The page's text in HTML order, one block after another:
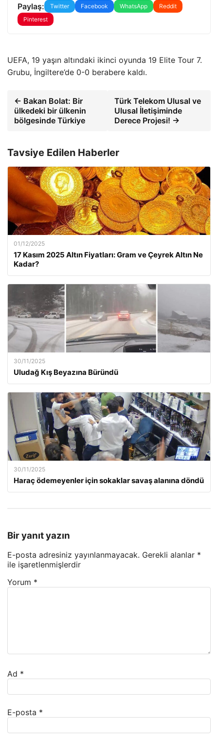
Paylaş: Twitter Facebook WhatsApp
Reddit
Pinterest
UEFA, 19 yaşın altındaki ikinci oyunda 19 Elite Tour 7.
Grubu, İngiltere’de 0-0 berabere kaldı.
← Bakan Bolat: Bir
ülkedeki bir ülkenin
bölgesinde Türkiye
Türk Telekom Ulusal ve
Ulusal İletişiminde
Derece Projesi! →
Tavsiye Edilen Haberler
01/12/2025
17 Kasım 2025 Altın Fiyatları: Gram ve Çeyrek Altın Ne
Kadar?
30/11/2025
Uludağ Kış Beyazına Büründü
30/11/2025
Haraç ödemeyenler için sokaklar savaş alanına döndü
Bir yanıt yazın
E-posta adresiniz yayınlanmayacak. Gerekli alanlar *
ile işaretlenmişlerdir
Yorum *
Ad *
E-posta *